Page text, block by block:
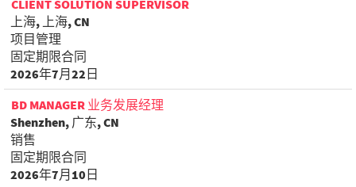
CLIENT SOLUTION SUPERVISOR
上海, 上海, CN
项目管理
固定期限合同
2026年7月22日
BD MANAGER 业务发展经理
Shenzhen, 广东, CN
销售
固定期限合同
2026年7月10日